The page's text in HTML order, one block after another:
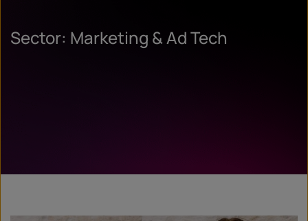
Sector: Marketing & Ad Tech